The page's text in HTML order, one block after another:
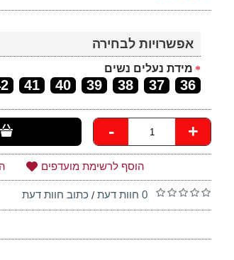
אפשרויות לבחירה
מידת נעלים נשים
36
37
38
39
40
41
- +
הוסף לרשימת מועדפים
0 חוות דעת / כתוב חוות דעת